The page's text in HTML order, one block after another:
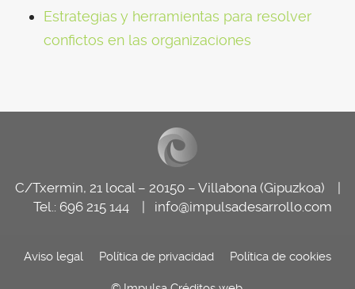
Estrategias y herramientas para resolver
confictos en las organizaciones
C/Txermin, 21 local – 20150 – Villabona (Gipuzkoa) |
Tel.: 696 215 144 | info@impulsadesarrollo.com
Aviso legal Política de privacidad Política de cookies